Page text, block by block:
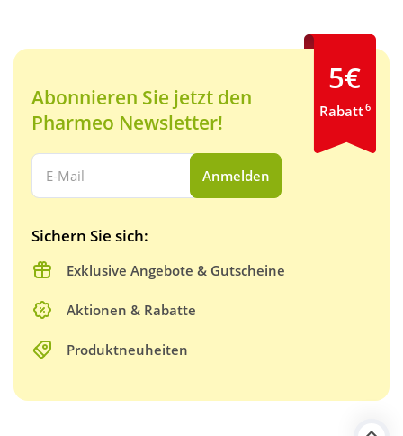
Abonnieren Sie jetzt den
Pharmeo Newsletter!
Ihre E-Mail Adresse:
Anmelden
Sichern Sie sich:
Exklusive Angebote & Gutscheine
Aktionen & Rabatte
Produktneuheiten
5€
Rabatt6